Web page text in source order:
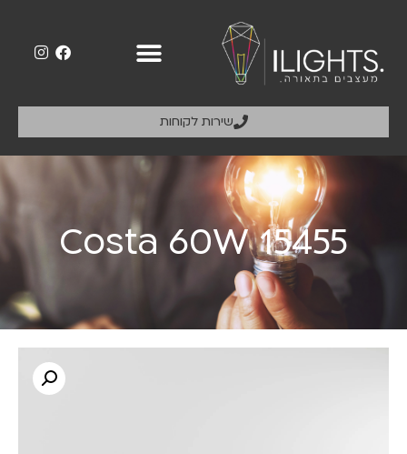
שירות לקוחות
Costa 60W 15455